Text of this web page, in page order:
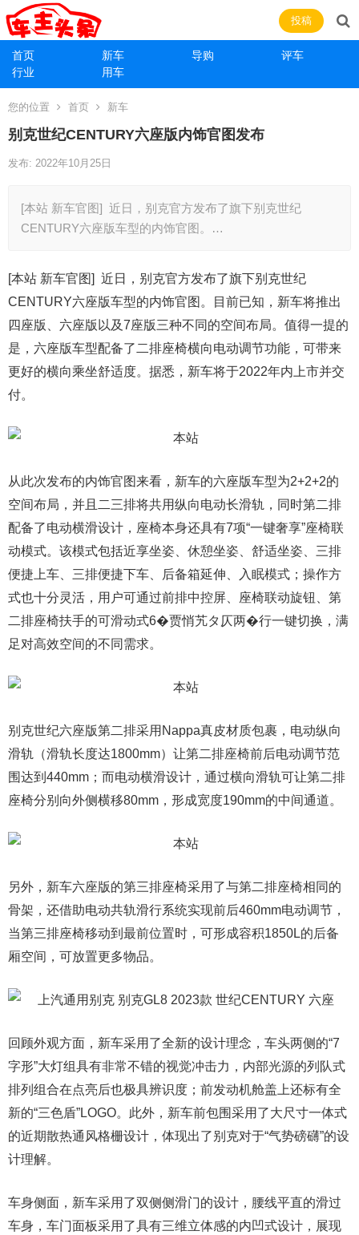
首页 新车 导购
评车
行业
用车
投稿
您的位置 首页 新车
别克世纪CENTURY六座版内饰官图发布
发布: 2022年10月25日
[本站 新车官图] 近日，别克官方发布了旗下别克世纪
CENTURY六座版车型的内饰官图。…
[本站 新车官图] 近日，别克官方发布了旗下别克世纪
CENTURY六座版车型的内饰官图。目前已知，新车将推出
四座版、六座版以及7座版三种不同的空间布局。值得一提的
是，六座版车型配备了二排座椅横向电动调节功能，可带来
更好的横向乘坐舒适度。据悉，新车将于2022年内上市并交
付。
从此次发布的内饰官图来看，新车的六座版车型为2+2+2的
空间布局，并且二三排将共用纵向电动长滑轨，同时第二排
配备了电动横滑设计，座椅本身还具有7项“一键奢享”座椅联
动模式。该模式包括近享坐姿、休憩坐姿、舒适坐姿、三排
便捷上车、三排便捷下车、后备箱延伸、入眠模式；操作方
式也十分灵活，用户可通过前排中控屏、座椅联动旋钮、第
二排座椅扶手的可滑动式6�贾悄艽タ仄两�行一键切换，满
足对高效空间的不同需求。
别克世纪六座版第二排采用Nappa真皮材质包裹，电动纵向
滑轨（滑轨长度达1800mm）让第二排座椅前后电动调节范
围达到440mm；而电动横滑设计，通过横向滑轨可让第二排
座椅分别向外侧横移80mm，形成宽度190mm的中间通道。
另外，新车六座版的第三排座椅采用了与第二排座椅相同的
骨架，还借助电动共轨滑行系统实现前后460mm电动调节，
当第三排座椅移动到最前位置时，可形成容积1850L的后备
厢空间，可放置更多物品。
回顾外观方面，新车采用了全新的设计理念，车头两侧的“7
字形”大灯组具有非常不错的视觉冲击力，内部光源的列队式
排列组合在点亮后也极具辨识度；前发动机舱盖上还标有全
新的“三色盾”LOGO。此外，新车前包围采用了大尺寸一体式
的近期散热通风格栅设计，体现出了别克对于“气势磅礴”的设
计理解。
车身侧面，新车采用了双侧侧滑门的设计，腰线平直的滑过
车身，车门面板采用了具有三维立体感的内凹式设计，展现